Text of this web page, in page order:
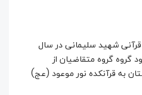
شهید سلیمانی در سال
ورود گروه گروه متقاضیان از
به قرآنکده نور موعود (عج)